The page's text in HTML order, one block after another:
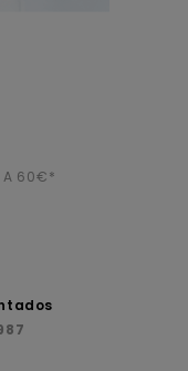
A 60€*